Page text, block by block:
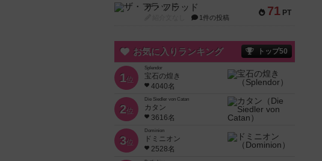
71 PT
ザ・フラッド
1件の投稿
お気に入りランキング トップ50
1位
Splendor
宝石の煌き
4040名
2位
Die Siedler von Catan
カタン
3616名
3位
Dominion
ドミニオン
2528名